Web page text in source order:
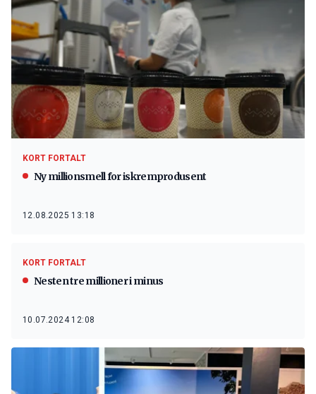
KORT FORTALT
Ny millionsmell for iskremprodusent
12.08.2025 13:18
KORT FORTALT
Nesten tre millioner i minus
10.07.2024 12:08